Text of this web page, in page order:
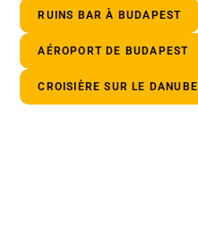
RUINS BAR À BUDAPEST
AÉROPORT DE BUDAPEST
CROISIÈRE SUR LE DANUBE